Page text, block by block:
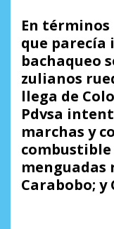
En términos
que parecía
bachaqueo
zulianos
llega de
Pdvsa
marchas y
menguadas
Carabobo; y